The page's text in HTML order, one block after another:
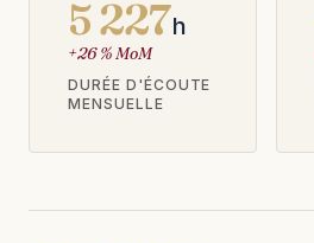
5 227h
+26 % MoM
DURÉE D'ÉCOUTE
MENSUELLE